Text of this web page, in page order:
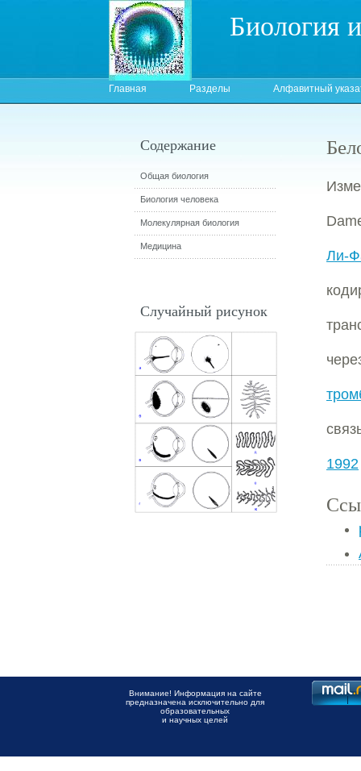
Биология
Главная Разделы Алфавитный
Ли-
1992
Содержание
Общая биология
Биология человека
Молекулярная биология
Медицина
Случайный рисунок
Внимание! Информация на сайте
предназначена исключительно для
образовательных
и научных целей